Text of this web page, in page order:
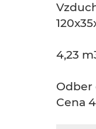
4,23
Odber
Cena